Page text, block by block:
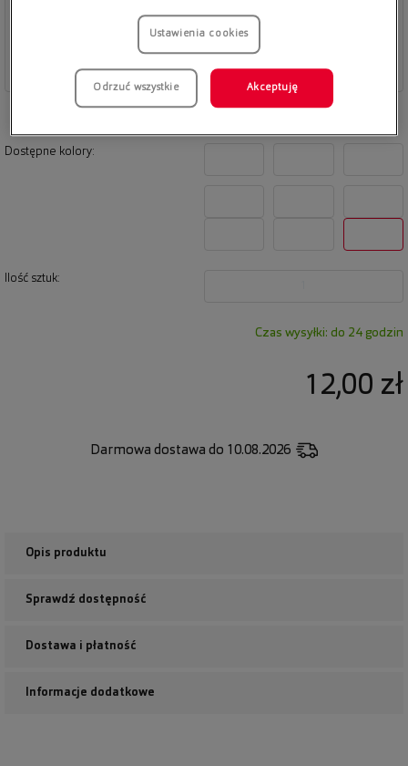
Dostępne kolory:
Ilość sztuk:
Czas wysyłki: do 24 godzin
12,00 zł
Darmowa dostawa do 10.08.2026
Opis produktu
Sprawdź dostępność
Dostawa i płatność
Informacje dodatkowe
Ustawienia cookies
Odrzuć wszystkie Akceptuję